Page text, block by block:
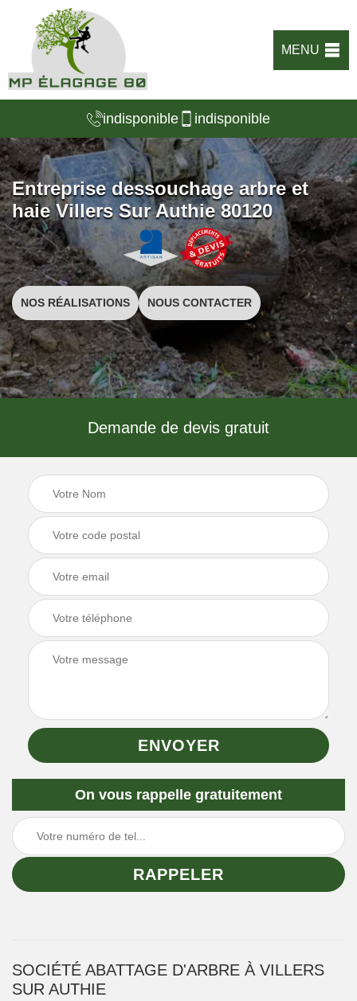
MENU
indisponible indisponible
Entreprise dessouchage arbre et
haie Villers Sur Authie 80120
NOS RÉALISATIONS NOUS CONTACTER
Demande de devis gratuit
On vous rappelle gratuitement
SOCIÉTÉ ABATTAGE D'ARBRE À VILLERS
SUR AUTHIE